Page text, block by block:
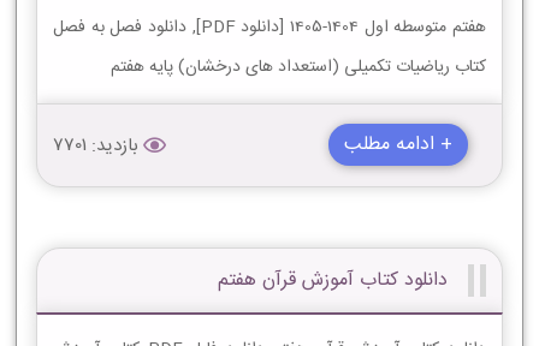
هفتم متوسطه اول 1404-1405 [دانلود PDF], دانلود فصل به فصل
کتاب ریاضیات تکمیلی (استعداد های درخشان) پایه هفتم
+ ادامه مطلب بازدید: 7701
دانلود کتاب آموزش قرآن هفتم